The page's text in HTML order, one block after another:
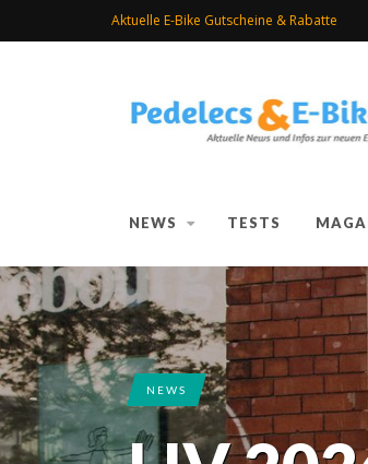
Aktuelle E-Bike Gutscheine & Rabatte
NEWS TESTS
NEWS